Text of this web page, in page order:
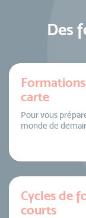
Des
carte
Pour vous
monde de
Cycles de
courts